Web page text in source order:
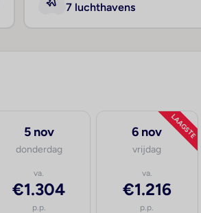
7 luchthavens
5 nov
donderdag
va.
€1.304
p.p.
LAAGSTE
6 nov
vrijdag
va.
€1.216
p.p.